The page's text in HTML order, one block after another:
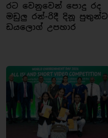
රට වෙනුවෙන් පොදු රද
මඩුලු රන්-රිදී දිනූ පුතුන්ට
ඩයලොග් උපහාර